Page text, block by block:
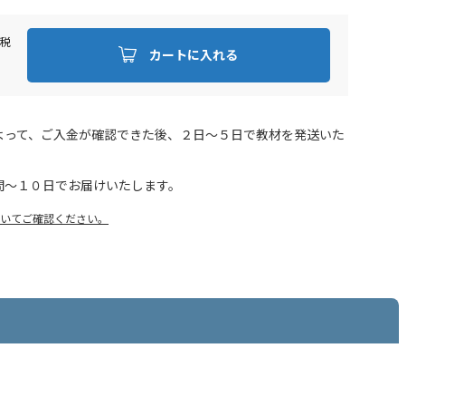
カートに入れる
て、ご入金が確認できた後、２日～５日で教材を発送いた
１０日でお届けいたします。
てご確認ください。